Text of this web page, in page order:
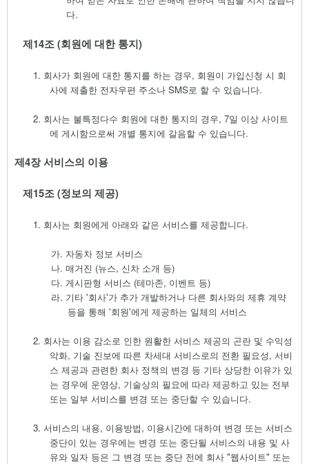
다.
제14조(회원에 대한 통지)
1. 회사가 회원에 대한 통지를 하는 경우, 회원이 가입신청 시 회
사에 제출한 전자우편 주소나 SMS로 할 수 있습니다.
2. 회사는 불특정다수 회원에 대한 통지의 경우, 7일 이상 사이트
에 게시함으로써 개별 통지에 갈음할 수 있습니다.
제4장 서비스의 이용
제15조(정보의 제공)
1. 회사는 회원에게 아래와 같은 서비스를 제공합니다.
가. 자동차 정보 서비스
나. 매거진 (뉴스, 신차 소개 등)
다. 게시판형 서비스 (테마존, 이벤트 등)
라. 기타 '회사'가 추가 개발하거나 다른 회사와의 제휴 계약
등을 통해 '회원'에게 제공하는 일체의 서비스
2. 회사는 이용 감소로 인한 원활한 서비스 제공의 곤란 및 수익성
악화, 기술 진보에 따른 차세대 서비스로의 전환 필요성, 서비
스 제공과 관련한 회사 정책의 변경 등 기타 상당한 이유가 있
는 경우에 운영상, 기술상의 필요에 따라 제공하고 있는 전부
또는 일부 서비스를 변경 또는 중단할 수 있습니다.
3. 서비스의 내용, 이용방법, 이용시간에 대하여 변경 또는 서비스
중단이 있는 경우에는 변경 또는 중단될 서비스의 내용 및 사
유와 일자 등은 그 변경 또는 중단 전에 회사"웹사이트" 또는